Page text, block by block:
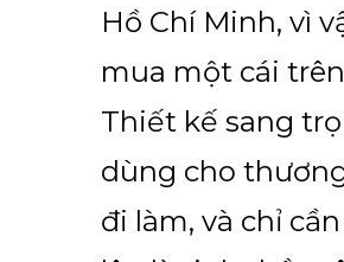
Hồ Chí Minh, vì
mua một cái
Thiết kế sang
dùng cho
đi làm, và chỉ